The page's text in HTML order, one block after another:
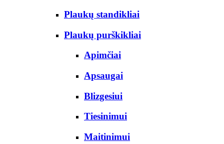
Plaukų standikliai
Plaukų purškikliai
Apimčiai
Apsaugai
Blizgesiui
Tiesinimui
Maitinimui